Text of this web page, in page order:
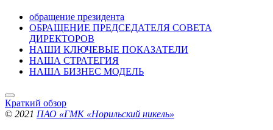
обращение президента
ОБРАЩЕНИЕ ПРЕДСЕДАТЕЛЯ СОВЕТА
ДИРЕКТОРОВ
НАШИ КЛЮЧЕВЫЕ ПОКАЗАТЕЛИ
НАША СТРАТЕГИЯ
НАША БИЗНЕС МОДЕЛЬ
Краткий обзор
© 2021 ПАО «ГМК «Норильский никель»